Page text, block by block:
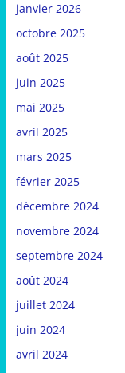
janvier 2026
octobre 2025
août 2025
juin 2025
mai 2025
avril 2025
mars 2025
février 2025
décembre 2024
novembre 2024
septembre 2024
août 2024
juillet 2024
juin 2024
avril 2024